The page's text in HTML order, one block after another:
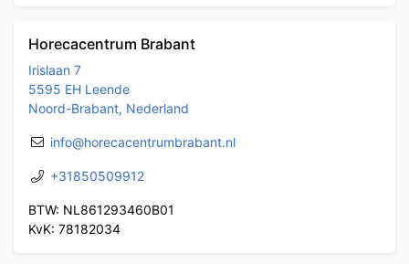
Horecacentrum Brabant
Irislaan 7
5595 EH Leende
Noord-Brabant, Nederland
info@horecacentrumbrabant.nl
+31850509912
BTW: NL861293460B01
KvK: 78182034